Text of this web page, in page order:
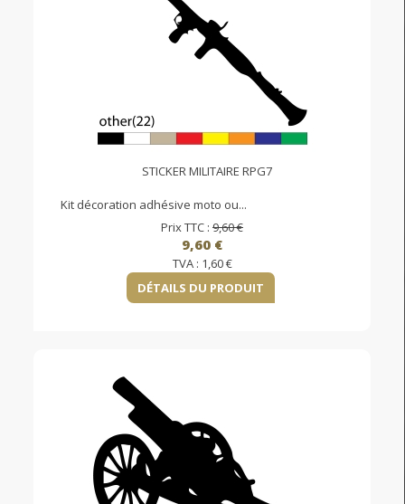
STICKER MILITAIRE RPG7
Kit décoration adhésive moto ou...
Prix TTC : 9,60 €
9,60 €
TVA : 1,60 €
DÉTAILS DU PRODUIT